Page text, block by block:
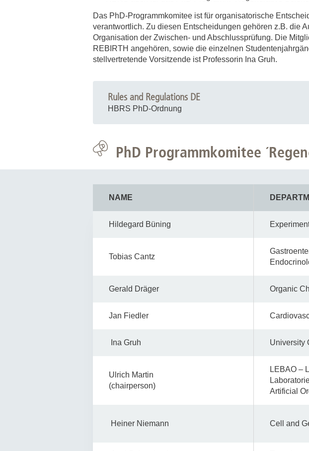
Akademische Karriereentwicklung
Ansprechpersonen
Für Postdoktorand:innen
Dekanin für
Das PhD-Programmkomitee ist für organisatorische
verantwortlich. Zu diesen Entscheidungen gehören z.B. die
Organisation der Zwischen- und Abschlussprüfung. Die
REBIRTH angehören, sowie die einzelnen
stellvertretende Vorsitzende ist Professorin Ina Gruh.
Rules and Regulations DE
HBRS PhD-Ordnung
PhD Programmkomitee
NAME
Hildegard Büning
Tobias Cantz
Gerald Dräger Organic
Jan Fiedler
Ina Gruh University
Ulrich Martin
(chairperson)
LEBAO –
Artificial
Heiner Niemann Cell and